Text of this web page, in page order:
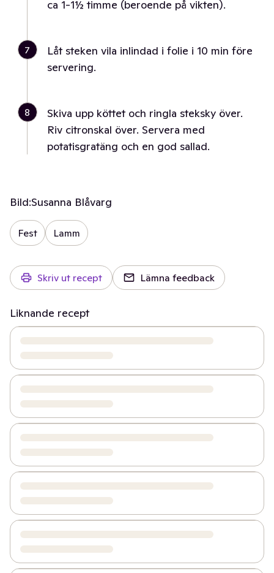
ca 1-1½ timme (beroende på vikten).
7
Låt steken vila inlindad i folie i 10 min före
servering.
8
Skiva upp köttet och ringla steksky över.
Riv citronskal över. Servera med
potatisgratäng och en god sallad.
Bild:Susanna Blåvarg
Fest Lamm
Skriv ut recept Lämna feedback
Liknande recept